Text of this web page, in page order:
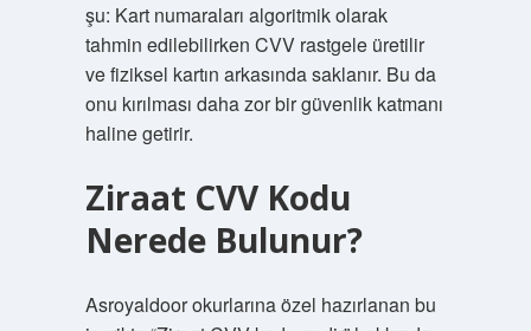
şu: Kart numaraları algoritmik olarak
tahmin edilebilirken CVV rastgele üretilir
ve fiziksel kartın arkasında saklanır. Bu da
onu kırılması daha zor bir güvenlik katmanı
haline getirir.
Ziraat CVV Kodu
Nerede Bulunur?
Asroyaldoor okurlarına özel hazırlanan bu